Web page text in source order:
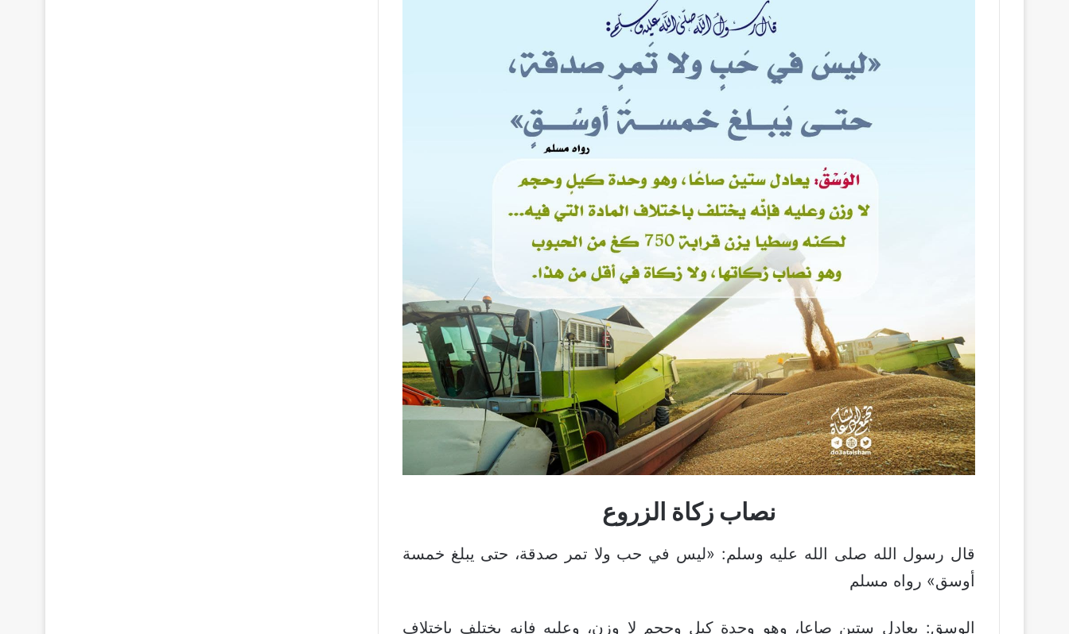
نصاب زكاة الزروع
قال رسول الله صلى الله عليه وسلم: «ليس في حب ولا تمر صدقة، حتى يبلغ خمسة
أوسق» رواه مسلم
الوسق: يعادل ستين صاعا، وهو وحدة كيل وحجم لا وزن، وعليه فإنه يختلف باختلاف